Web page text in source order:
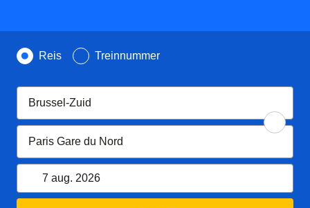
Zoek op
Reis Treinnummer
7 aug. 20267 augustus 2026
Kalender openen